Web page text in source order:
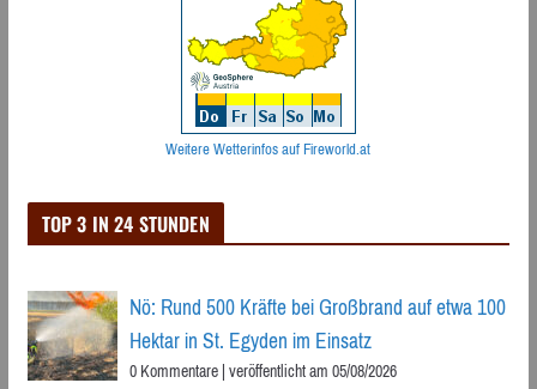
Weitere Wetterinfos auf Fireworld.at
TOP 3 IN 24 STUNDEN
Nö: Rund 500 Kräfte bei Großbrand auf etwa 100
Hektar in St. Egyden im Einsatz
0 Kommentare|veröffentlicht am 05/08/2026